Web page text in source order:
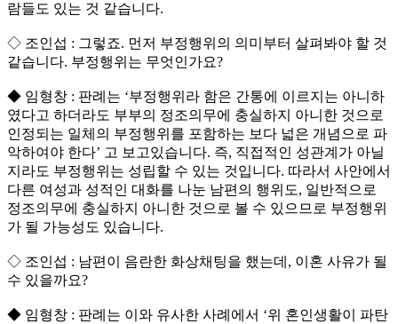
람들도 있는 것 같습니다.
◇ 조인섭 : 그렇죠. 먼저 부정행위의 의미부터 살펴봐야 할 것
같습니다. 부정행위는 무엇인가요?
◆ 임형창 : 판례는 ‘부정행위라 함은 간통에 이르지는 아니하
였다고 하더라도 부부의 정조의무에 충실하지 아니한 것으로
인정되는 일체의 부정행위를 포함하는 보다 넓은 개념으로 파
악하여야 한다’ 고 보고있습니다. 즉, 직접적인 성관계가 아닐
지라도 부정행위는 성립할 수 있는 것입니다. 따라서 사안에서
다른 여성과 성적인 대화를 나눈 남편의 행위도, 일반적으로
정조의무에 충실하지 아니한 것으로 볼 수 있으므로 부정행위
가 될 가능성도 있습니다.
◇ 조인섭 : 남편이 음란한 화상채팅을 했는데, 이혼 사유가 될
수 있을까요?
◆ 임형창 : 판례는 이와 유사한 사례에서 ‘위 혼인생활이 파탄